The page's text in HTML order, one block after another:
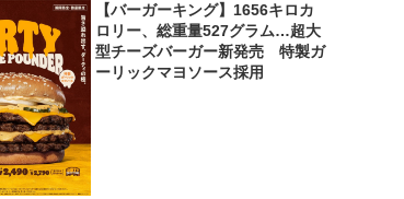
【バーガーキング】1656キロカ
ロリー、総重量527グラム…超大
型チーズバーガー新発売 特製ガ
ーリックマヨソース採用